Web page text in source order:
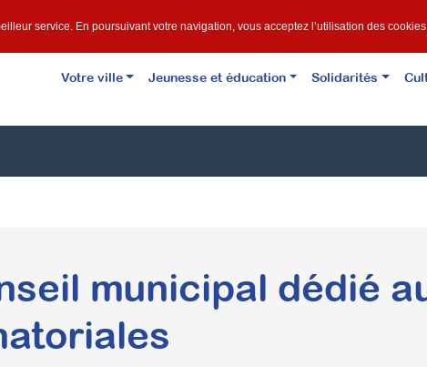
Votre ville Jeunesse et éducation Solidarités
municipal dédié
service. En poursuivant votre navigation, vous acceptez l’utilisation des